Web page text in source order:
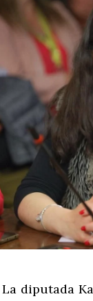
La diputada